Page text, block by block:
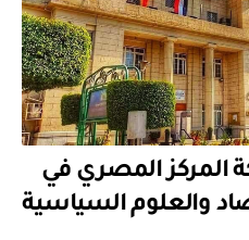
المركز المصري في
والعلوم السياسية